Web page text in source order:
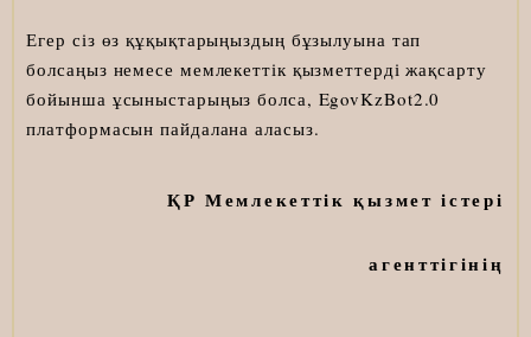
Егер сіз өз құқықтарыңыздың бұзылуына тап
болсаңыз немесе мемлекеттік қызметтерді жақсарту
бойынша ұсыныстарыңыз болса, EgovKzBot2.0
платформасын пайдалана аласыз.
ҚР Мемлекеттік қызмет істері
агенттігінің